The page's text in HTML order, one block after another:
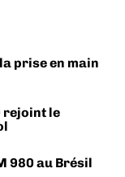
prise en main
rejoint le
980 au Brésil